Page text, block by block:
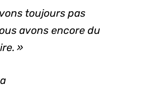
toujours pas
avons encore du
»